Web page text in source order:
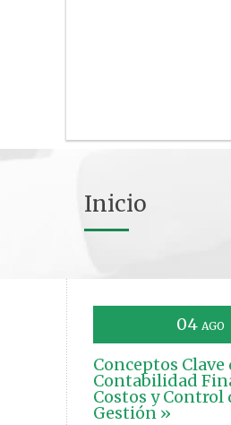
Inicio
04 AGO
Conceptos Clave
Contabilidad
Costos y Control
Gestión »